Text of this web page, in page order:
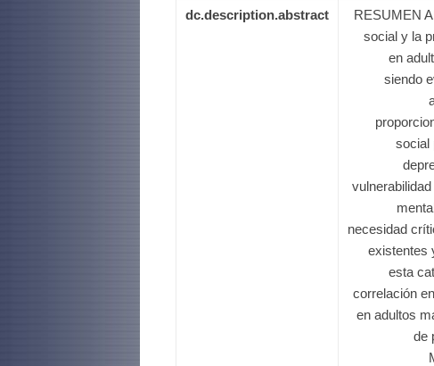
dc.description.abstract
RESUMEN
social y la
en
siendo
social
necesidad
existentes
esta
correlación
en adultos
de